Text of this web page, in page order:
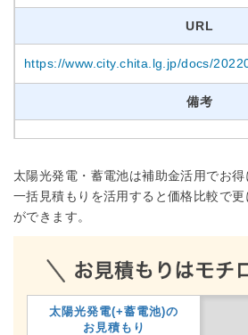
URL
https://www.city.chita.lg.jp/docs/
備考
太陽光発電・蓄電池は補助金活用でお
一括見積もりを活用すると価格比較で更
ができます。
太陽光発電(+蓄電池)の
お見積もり